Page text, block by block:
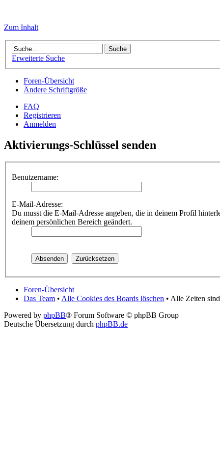
Zum Inhalt
Erweiterte Suche
Foren-Übersicht
Ändere Schriftgröße
FAQ
Registrieren
Anmelden
Aktivierungs-Schlüssel senden
Benutzername:
E-Mail-Adresse:
Du musst die E-Mail-Adresse angeben, die in deinem Profil
deinem persönlichen Bereich geändert.
Foren-Übersicht
Das Team • Alle Cookies des Boards löschen • Alle Zeiten
Powered by phpBB® Forum Software © phpBB Group
Deutsche Übersetzung durch phpBB.de